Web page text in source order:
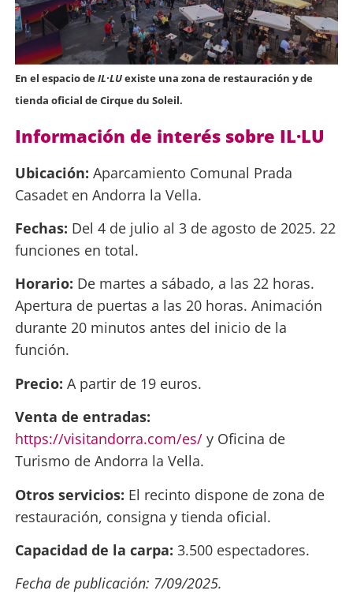
En el espacio deIL·LUexiste una zona de restauración y de
tienda oficial de Cirque du Soleil.
Información de interés sobre IL·LU
Ubicación: Aparcamiento Comunal Prada
Casadet en Andorra la Vella.
Fechas: Del 4 de julio al 3 de agosto de 2025. 22
funciones en total.
Horario: De martes a sábado, a las 22 horas.
Apertura de puertas a las 20 horas. Animación
durante 20 minutos antes del inicio de la
función.
Precio: A partir de 19 euros.
Venta de entradas:
https://visitandorra.com/es/y Oficina de
Turismo de Andorra la Vella.
Otros servicios: El recinto dispone de zona de
restauración, consigna y tienda oficial.
Capacidad de la carpa: 3.500 espectadores.
Fecha de publicación: 7/09/2025.